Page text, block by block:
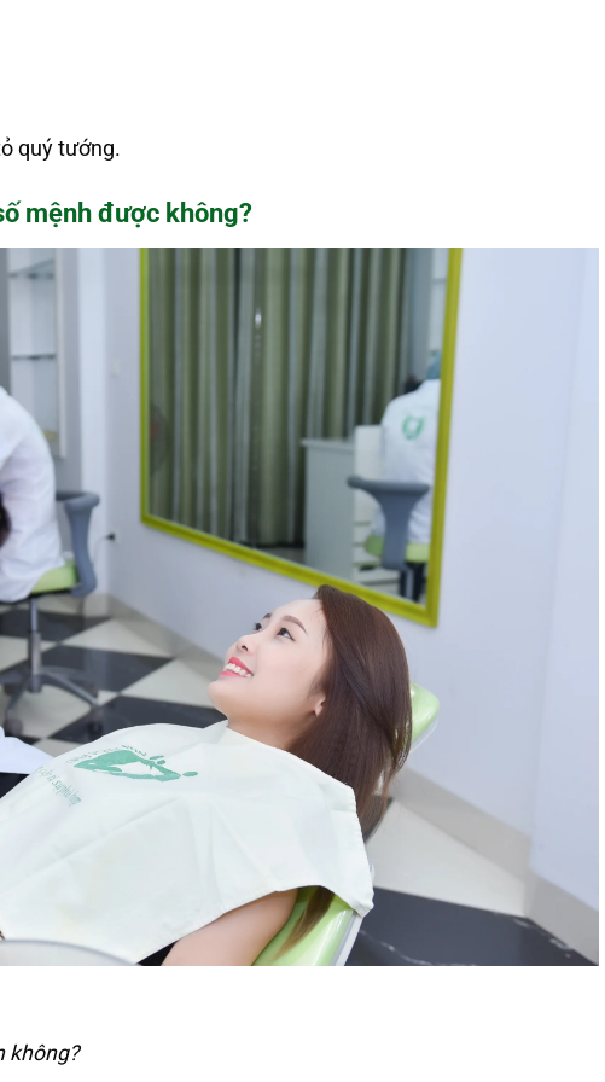
quý tướng.
mệnh được không?
không?